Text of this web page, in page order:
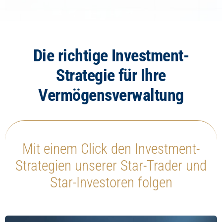
Die richtige Investment-
Strategie für Ihre
Vermögensverwaltung
Mit einem Click den Investment-
Strategien unserer Star-Trader und
Star-Investoren folgen